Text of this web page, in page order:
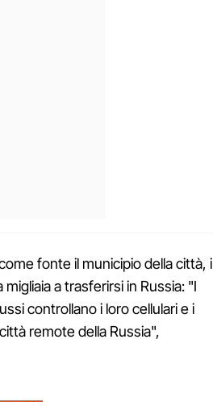
fonte il municipio della città, i
a trasferirsi in Russia: "I
controllano i loro cellulari e i
remote della Russia",